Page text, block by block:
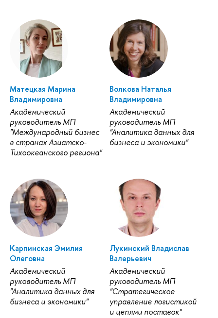
Матецкая Марина
Владимировна
Академический
руководитель МП
"Международный бизнес
в странах Азиатско-
Тихоокеанского региона"
Волкова Наталья
Владимировна
Академический
руководитель МП
"Аналитика данных для
бизнеса и экономики"
Карпинская Эмилия
Олеговна
Академический
руководитель МП
"Аналитика данных для
бизнеса и экономики"
Лукинский Владислав
Валерьевич
Академический
руководитель МП
"Стратегическое
управление логистикой
и цепями поставок"